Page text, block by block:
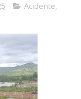
Acidente,